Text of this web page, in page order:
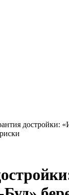
достройки: